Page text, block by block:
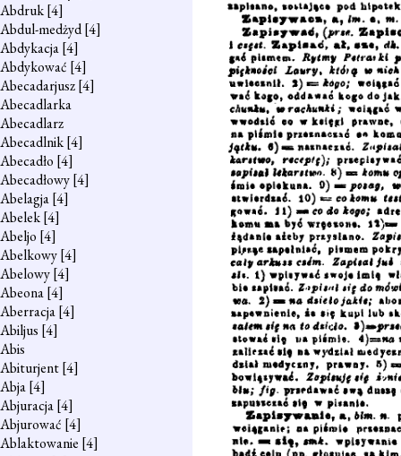
Abdruk[4]
Abdul-medżyd[4]
Abdykacja[4]
Abdykować [4]
Abecadarjusz[4]
Abecadlarka
Abecadlarz
Abecadlnik[4]
Abecadło [4]
Abecadłowy[4]
Abelagja[4]
Abelek[4]
Abeljo [4]
Abelkowy[4]
Abelowy[4]
Abeona[4]
Aberracja[4]
Abiljus [4]
Abis
Abiturjent[4]
Abja[4]
Abjuracja[4]
Abjurować [4]
Ablaktowanie [4]